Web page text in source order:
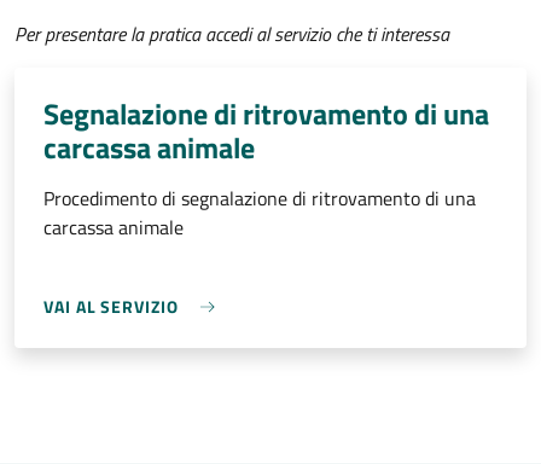
Per presentare la pratica accedi al servizio che ti interessa
Segnalazione di ritrovamento di una
carcassa animale
Procedimento di segnalazione di ritrovamento di una
carcassa animale
VAI AL SERVIZIO